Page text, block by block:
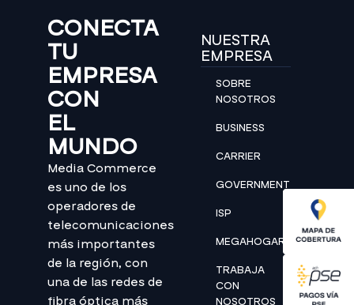
CONECTA
TU
EMPRESA
CON
EL
MUNDO
Media Commerce
es uno de los
operadores de
telecomunicaciones
más importantes
de la región, con
una de las redes de
fibra óptica más
NUESTRA
EMPRESA
SOBRE
NOSOTROS
BUSINESS
CARRIER
GOVERNMENT
ISP
MEGAHOGAR
TRABAJA
CON
NOSOTROS